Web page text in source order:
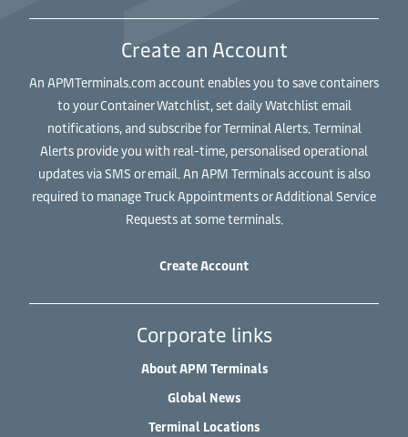
Create an Account
An APMTerminals.com account enables you to save containers
to your Container Watchlist, set daily Watchlist email
notifications, and subscribe for Terminal Alerts. Terminal
Alerts provide you with real-time, personalised operational
updates via SMS or email. An APM Terminals account is also
required to manage Truck Appointments or Additional Service
Requests at some terminals.
Create Account
Corporate links
About APM Terminals
Global News
Terminal Locations